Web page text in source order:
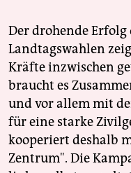
Der drohende
Landtagswahlen
Kräfte inzwischen
braucht es
und vor allem mit
für eine starke
kooperiert deshalb
Zentrum". Die